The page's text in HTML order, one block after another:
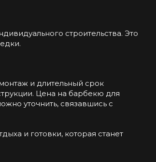
строительства. Это
и длительный срок
Цена на барбекю для
уточнить, связавшись с
и готовки, которая станет